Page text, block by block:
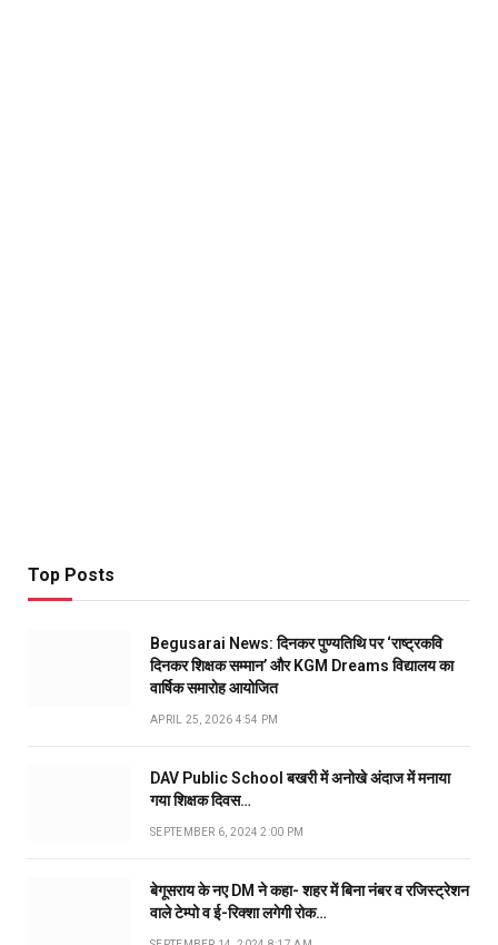
Top Posts
Begusarai News: दिनकर पुण्यतिथि पर ‘राष्ट्रकवि
दिनकर शिक्षक सम्मान’ और KGM Dreams विद्यालय का
वार्षिक समारोह आयोजित
APRIL 25, 2026 4:54 PM
DAV Public School बखरी में अनोखे अंदाज में मनाया
गया शिक्षक दिवस…
SEPTEMBER 6, 2024 2:00 PM
बेगूसराय के नए DM ने कहा- शहर में बिना नंबर व रजिस्ट्रेशन
वाले टेम्पो व ई-रिक्शा लगेगी रोक…